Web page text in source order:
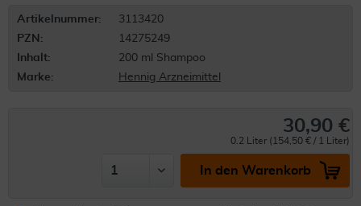
Artikelnummer:
3113420
PZN:
14275249
Inhalt:
200 ml Shampoo
Marke:
Hennig Arzneimittel
30,90 €
0.2 Liter (154,50 € / 1 Liter)
In den Warenkorb